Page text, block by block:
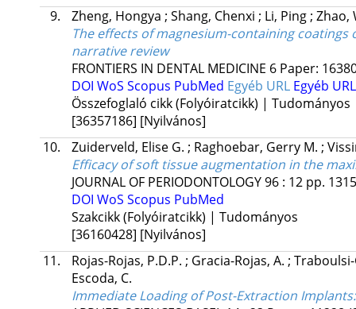
9.
Zheng, Hongya ; Shang, Chenxi ; Li, Ping; Zhao,
The effects of magnesium-containing
narrative review
FRONTIERS IN DENTAL MEDICINE 6 Paper:
DOI WoS Scopus PubMed Egyéb URL Egyéb URL
Összefoglaló cikk (Folyóiratcikk) | Tudományos
[36357186] [Nyilvános]
10.
Zuiderveld, Elise G. ; Raghoebar, Gerry M. ;
Efficacy of soft tissue augmentation in the
JOURNAL OF PERIODONTOLOGY96: 12 pp.
DOI WoS Scopus PubMed
Szakcikk (Folyóiratcikk) | Tudományos
[36160428] [Nyilvános]
11.
Rojas-Rojas, P.D.P. ; Gracia-Rojas, A. ;
Escoda, C.
Immediate Loading of Post-Extraction